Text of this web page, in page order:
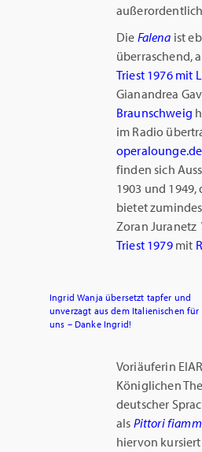
Die Falena ist
überraschend,
Triest 1976 mit
Gianandrea
Braunschweig
im Radio
operalounge.de
finden sich
1903 und
bietet
Zoran Juranetz
Triest 1979mit
Ingrid Wanja übersetzt tapfer und
unverzagt aus dem Italienischen für
uns – Danke Ingrid!
Voriäuferin
Königlichen
deutscher
als Pittori
hiervon